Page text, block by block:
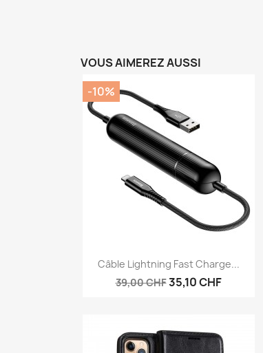
VOUS AIMEREZ AUSSI
Aperçu rapide
Câble Lightning Fast Charge...
39,00 CHF35,10 CHF
-10%